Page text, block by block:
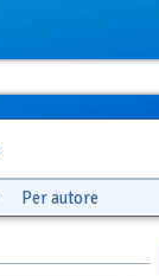
Per autore